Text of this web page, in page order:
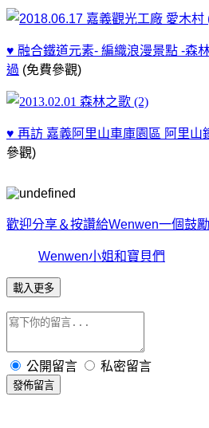
♥ 融合鐵道元素- 編織浪漫景點 -森
過 (免費參觀)
♥ 再訪 嘉義阿里山車庫園區 阿里山
參觀)
歡迎分享＆按讚給Wenwen一個鼓
Wenwen小姐和寶貝們
載入更多
公開留言 私密留言
發佈留言